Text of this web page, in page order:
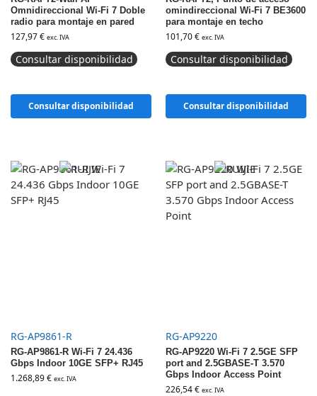
Omnidireccional Wi-Fi 7 Doble
radio para montaje en pared
127,97€ exc. IVA
Consultar disponibilidad
Consultar disponibilidad
omindireccional Wi-Fi 7 BE3600
para montaje en techo
101,70€ exc. IVA
Consultar disponibilidad
Consultar disponibilidad
RG-AP9861-R
RG-AP9861-R Wi-Fi 7 24.436
Gbps Indoor 10GE SFP+ RJ45
1.268,89€ exc. IVA
RG-AP9220
RG-AP9220 Wi-Fi 7 2.5GE SFP
port and 2.5GBASE-T 3.570
Gbps Indoor Access Point
226,54€ exc. IVA